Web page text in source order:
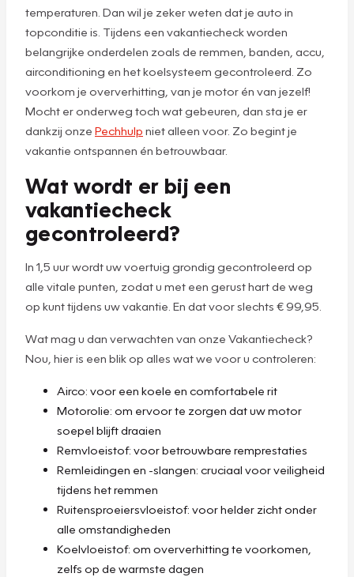
temperaturen. Dan wil je zeker weten dat je auto in
topconditie is. Tijdens een vakantiecheck worden
belangrijke onderdelen zoals de remmen, banden, accu,
airconditioning en het koelsysteem gecontroleerd. Zo
voorkom je oververhitting, van je motor én van jezelf!
Mocht er onderweg toch wat gebeuren, dan sta je er
dankzij onze Pechhulp niet alleen voor. Zo begint je
vakantie ontspannen én betrouwbaar.
Wat wordt er bij een
vakantiecheck
gecontroleerd?
In 1,5 uur wordt uw voertuig grondig gecontroleerd op
alle vitale punten, zodat u met een gerust hart de weg
op kunt tijdens uw vakantie. En dat voor slechts € 99,95.
Wat mag u dan verwachten van onze Vakantiecheck?
Nou, hier is een blik op alles wat we voor u controleren:
Airco: voor een koele en comfortabele rit
Motorolie: om ervoor te zorgen dat uw motor
soepel blijft draaien
Remvloeistof: voor betrouwbare remprestaties
Remleidingen en -slangen: cruciaal voor veiligheid
tijdens het remmen
Ruitensproeiersvloeistof: voor helder zicht onder
alle omstandigheden
Koelvloeistof: om oververhitting te voorkomen,
zelfs op de warmste dagen